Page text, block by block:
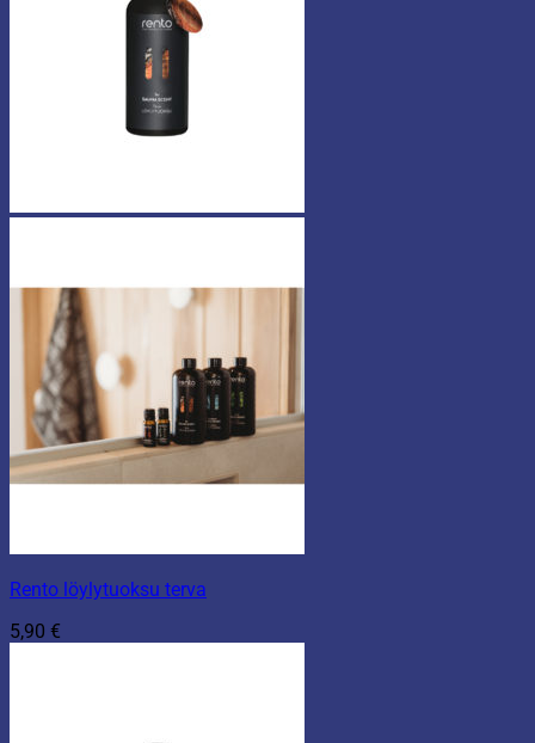
Rento löylytuoksu terva
5,90 €